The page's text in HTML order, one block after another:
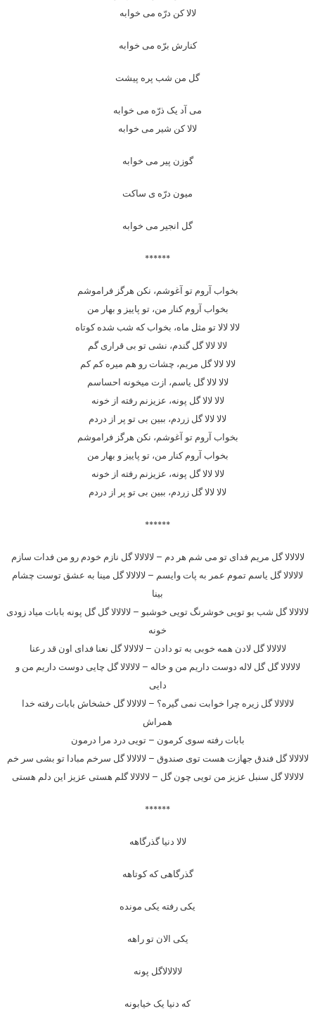
لالا کن درّه می خوابه
کنارش برّه می خوابه
گل من شب پره پیشت
می آد یک ذرّه می خوابه
لالا کن شیر می خوابه
گوزن پیر می خوابه
میون درّه ی ساکت
گل انجیر می خوابه
******
بخواب آروم تو آغوشم، نکن هرگز فراموشم
بخواب آروم کنار من، تو پاییز و بهار من
لالا لالا تو مثل ماه، بخواب که شب شده کوتاه
لالا لالا گل گندم، نشی تو بی قراری گم
لالا لالا گل مریم، چشات رو هم میره کم کم
لالا لالا گل یاسم، ازت میخونه احساسم
لالا لالا گل پونه، عزیزنم رفته از خونه
لالا لالا گل زردم، ببین بی تو پر از دردم
بخواب آروم تو آغوشم، نکن هرگز فراموشم
بخواب آروم کنار من، تو پاییز و بهار من
لالا لالا گل پونه، عزیزنم رفته از خونه
لالا لالا گل زردم، ببین بی تو پر از دردم
******
لالالالا گل مریم فدای تو می شم هر دم – لالالالا گل نازم خودم رو من فدات سازم
لالالالا گل یاسم تموم عمر به پات وایسم – لالالالا گل مینا به عشق توست چشام
بینا
لالالالا گل شب بو تویی خوشرنگ تویی خوشبو – لالالالا گل گل پونه بابات میاد زودی
خونه
لالالالا گل لادن همه خوبی به تو دادن – لالالالا گل نعنا فدای اون قد رعنا
لالالالا گل گل لاله دوست داریم من و خاله – لالالالا گل چایی دوست داریم من و
دایی
لالالالا گل زیره چرا خوابت نمی گیره؟ – لالالالا گل خشخاش بابات رفته خدا
همراش
بابات رفته سوی کرمون – تویی درد مرا درمون
لالالالا گل فندق جهازت هست توی صندوق – لالالالا گل سرخم مبادا تو بشی سر خم
لالالالا گل سنبل عزیز من تویی چون گل – لالالالا گلم هستی عزیز این دلم هستی
******
لالا دنیا گذرگاهه
گذرگاهی که کوتاهه
یکی رفته یکی مونده
یکی الان تو راهه
لالالالاگل پونه
که دنیا یک خیابونه